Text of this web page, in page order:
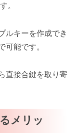
。
ルキーを作成でき
能です。
直接合鍵を取り寄
メリッ